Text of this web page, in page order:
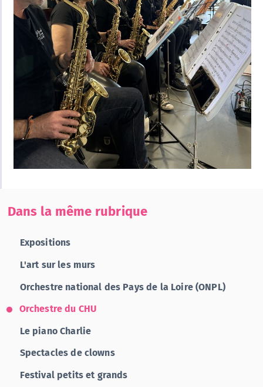
Dans la même rubrique
Expositions
L'art sur les murs
Orchestre national des Pays de la Loire (ONPL)
Orchestre du CHU
Le piano Charlie
Spectacles de clowns
Festival petits et grands